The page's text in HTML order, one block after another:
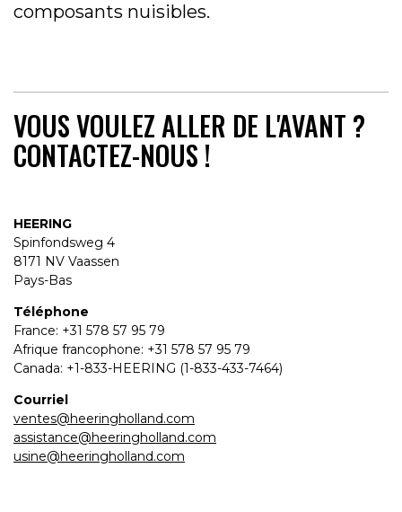
composants nuisibles.
VOUS VOULEZ ALLER DE L'AVANT ?
CONTACTEZ-NOUS !
HEERING
Spinfondsweg 4
8171 NV Vaassen
Pays-Bas
Téléphone
France: +31 578 57 95 79
Afrique francophone: +31 578 57 95 79
Canada: +1-833-HEERING (1-833-433-7464)
Courriel
ventes@heeringholland.com
assistance@heeringholland.com
usine@heeringholland.com